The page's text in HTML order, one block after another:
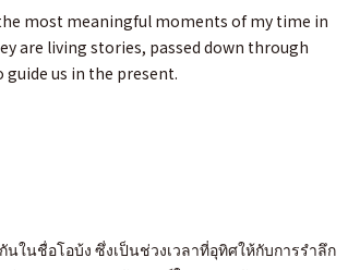
most meaningful moments of my time in
are living stories, passed down through
us in the present.
นชื่อโอบ้ง ซึ่งเป็นช่วงเวลาที่อุทิศให้กับการรำลึก